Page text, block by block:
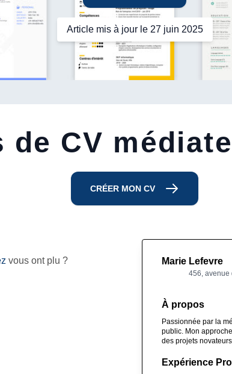
Article mis à jour le 27 juin 2025
de CV
CRÉER MON CV
vous ont plu ? Marie Lefevre
456, avenue
À propos
Passionnée par la
public. Mon
des projets
Expérience